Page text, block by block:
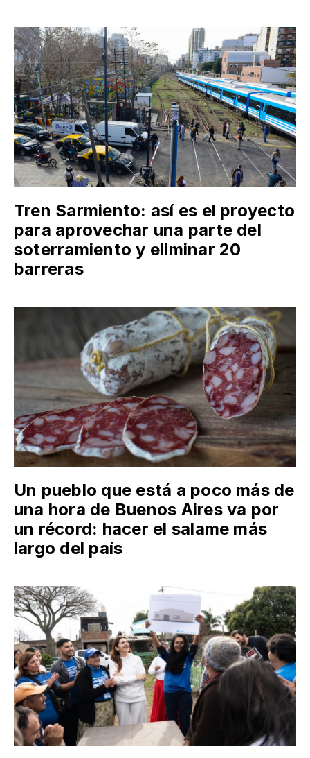
Tren Sarmiento: así es el proyecto
para aprovechar una parte del
soterramiento y eliminar 20
barreras
Un pueblo que está a poco más de
una hora de Buenos Aires va por
un récord: hacer el salame más
largo del país